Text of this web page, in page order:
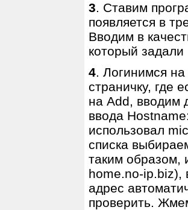
3. Ставим
появляется в
Вводим в
который
4. Логинимся
страничку, где
на Add, вводим
ввода
использовал
списка
таким образом,
home.no-ip.biz),
адрес
проверить.